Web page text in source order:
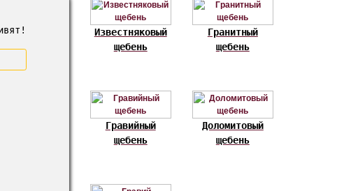
Известняковый
щебень
Гранитный
щебень
Гравийный
щебень
Доломитовый
щебень